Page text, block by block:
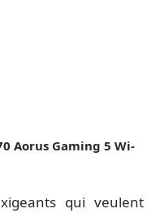
Aorus Gaming 5 Wi-
qui veulent